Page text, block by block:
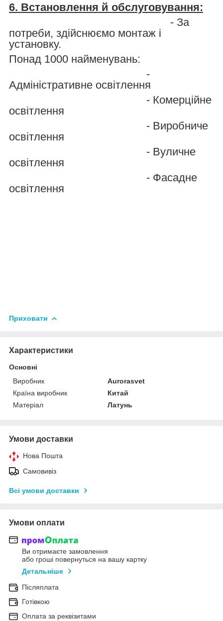
6. Встановлення й обслуговування:
- За
потреби, здійснюємо монтаж і
установку.
Понад 1000 найменувань:
-
Адміністративне освітлення
- Комерційне
освітлення
- Виробниче
освітлення
- Вуличне
освітлення
- Фасадне
освітлення
Приховати
Характеристики
Основні
Виробник
Аurorasvet
Країна виробник
Китай
Матеріал
Латунь
Умови доставки
Нова Пошта
Самовивіз
Всі умови доставки
Умови оплати
Ви отримаєте замовлення
або гроші повернуться на вашу картку
Детальніше
Післяплата
Готівкою
Оплата за реквізитами